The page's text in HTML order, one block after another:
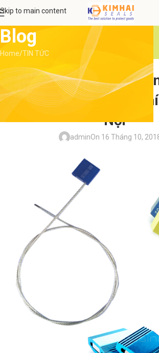
Skip to main content
Blog
Home TIN TỨC
Bán dây cáp niêm
container, xe tải Hồ
Nội
adminOn 16 Tháng 10,